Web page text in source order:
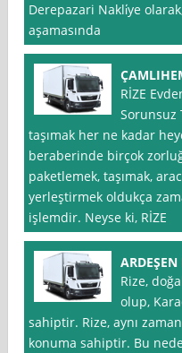
Derepazari Nakli̇ye
aşamasında
RİZE
Sorunsuz
taşımak her ne kadar
beraberinde birçok
paketlemek, taşımak,
yerleştirmek oldukça
işlemdir. Neyse ki, RİZE
ARDEŞEN
Rize,
olup,
sahiptir. Rize, aynı
konuma sahiptir. Bu